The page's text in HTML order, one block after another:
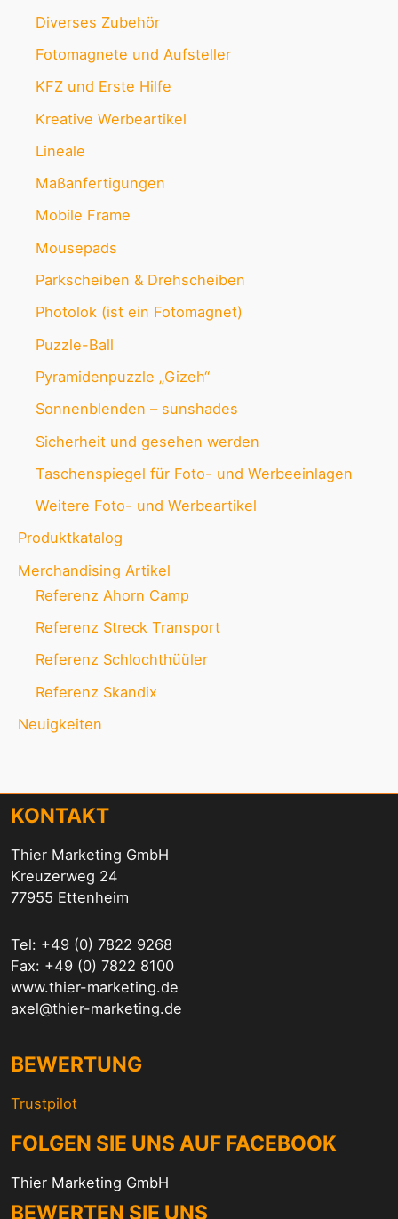
Diverses Zubehör
Fotomagnete und Aufsteller
KFZ und Erste Hilfe
Kreative Werbeartikel
Lineale
Maßanfertigungen
Mobile Frame
Mousepads
Parkscheiben & Drehscheiben
Photolok (ist ein Fotomagnet)
Puzzle-Ball
Pyramidenpuzzle „Gizeh“
Sonnenblenden – sunshades
Sicherheit und gesehen werden
Taschenspiegel für Foto- und Werbeeinlagen
Weitere Foto- und Werbeartikel
Produktkatalog
Merchandising Artikel
Referenz Ahorn Camp
Referenz Streck Transport
Referenz Schlochthüüler
Referenz Skandix
Neuigkeiten
KONTAKT
Thier Marketing GmbH
Kreuzerweg 24
77955 Ettenheim
Tel: +49 (0) 7822 9268
Fax: +49 (0) 7822 8100
www.thier-marketing.de
axel@thier-marketing.de
BEWERTUNG
Trustpilot
FOLGEN SIE UNS AUF FACEBOOK
Thier Marketing GmbH
BEWERTEN SIE UNS